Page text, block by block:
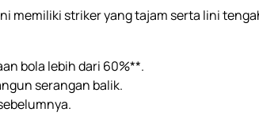
memiliki striker yang tajam serta lini
bola lebih dari 60%**.
serangan balik.